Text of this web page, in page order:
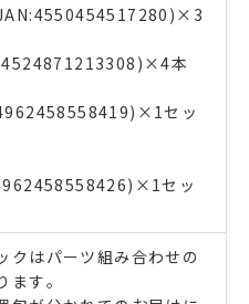
本
セッ
セッ
クはパーツ組み合わせの
ます｡